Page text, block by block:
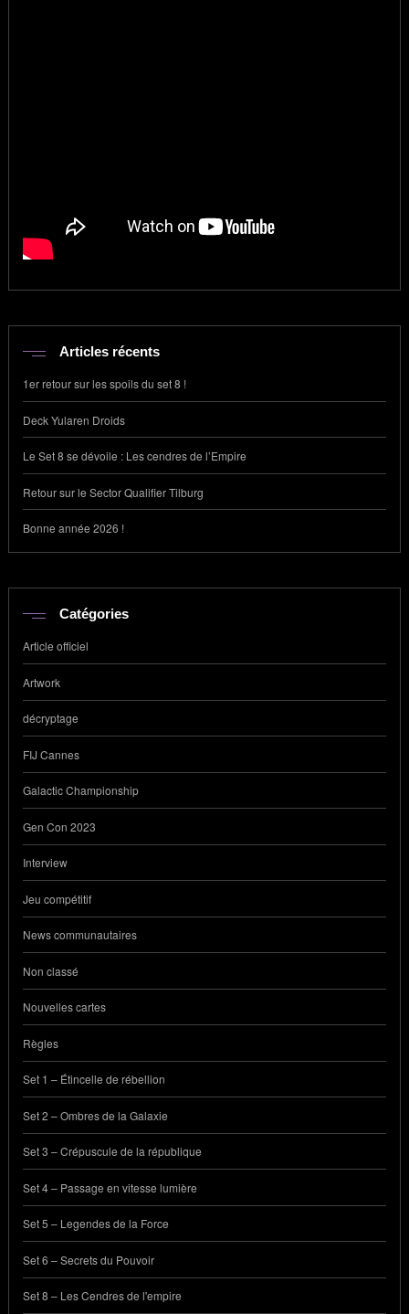
Articles récents
1er retour sur les spoils du set 8 !
Deck Yularen Droids
Le Set 8 se dévoile : Les cendres de l’Empire
Retour sur le Sector Qualifier Tilburg
Bonne année 2026 !
Catégories
Article officiel
Artwork
décryptage
FIJ Cannes
Galactic Championship
Gen Con 2023
Interview
Jeu compétitif
News communautaires
Non classé
Nouvelles cartes
Règles
Set 1 – Étincelle de rébellion
Set 2 – Ombres de la Galaxie
Set 3 – Crépuscule de la république
Set 4 – Passage en vitesse lumière
Set 5 – Legendes de la Force
Set 6 – Secrets du Pouvoir
Set 8 – Les Cendres de l'empire